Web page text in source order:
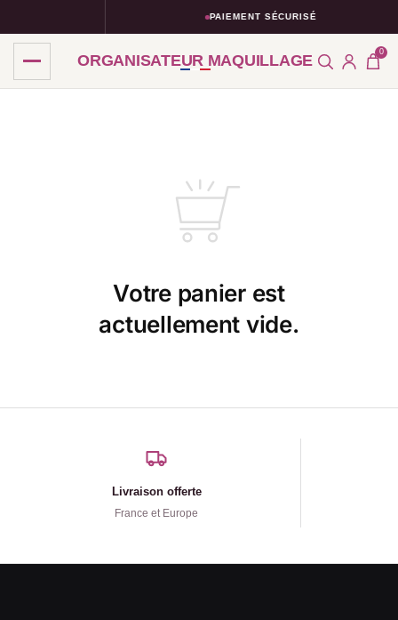
PAIEMENT SÉCURISÉ
ORGANISATEUR MAQUILLAGE 0
Votre panier est
actuellement vide.
Livraison offerte
France et Europe